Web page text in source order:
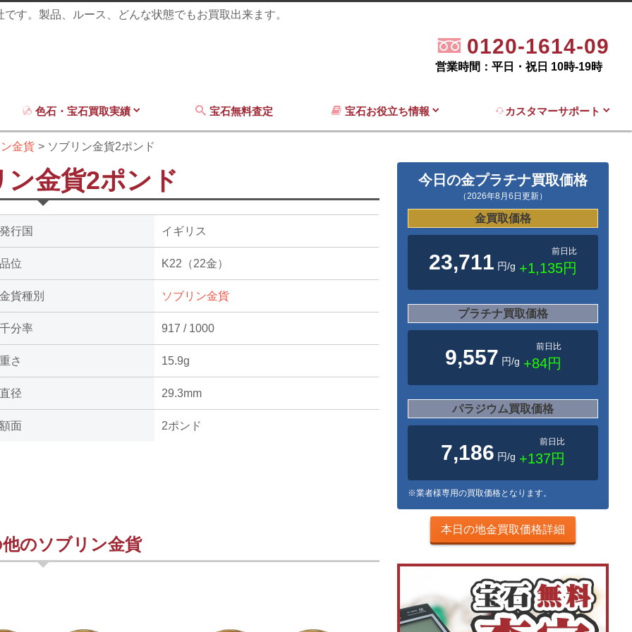
す。製品、ルース、どんな状態でもお買取出来ます。
0120-1614-09
営業時間：平日・祝日 10時-19時
色石・宝石買取実績 宝石無料査定 宝石お役立ち情報 カスタマーサポート
金貨 ソブリン金貨2ポンド
ン金貨2ポンド
発行国 イギリス
品位 K22（22金）
金貨種別 ソブリン金貨
千分率 917 / 1000
重さ 15.9g
直径 29.3mm
額面 2ポンド
のソブリン金貨
今日の金プラチナ買取価格
（2026年8月6日更新）
金買取価格
23,711 円/g
前日比
+1,135円
プラチナ買取価格
9,557 円/g
前日比
+84円
パラジウム買取価格
7,186 円/g
前日比
+137円
※業者様専用の買取価格となります。
本日の地金買取価格詳細